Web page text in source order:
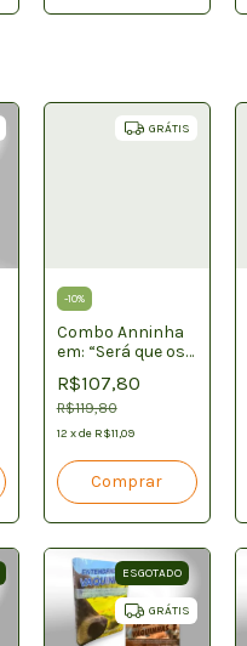
GRÁTIS
-10%
Combo Anninha
em: “Será que os
humanos
precisam comer
carne?” + “Será
que a vaca quer
planeta?”
R$107,80
R$119,80
12 xde R$11,09
ESGOTADO
GRÁTIS